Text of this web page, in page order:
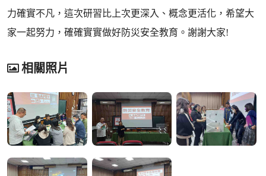
力確實不凡，這次研習比上次更深入、概念更活化，希望大
家一起努力，確確實實做好防災安全教育。謝謝大家!
相關照片